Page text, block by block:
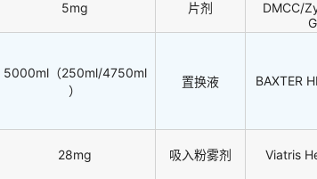
5mg 片剂
DMCC/
5000ml（250ml/4750ml
）
置换液 BAXTER
28mg 吸入粉雾剂 Viatris